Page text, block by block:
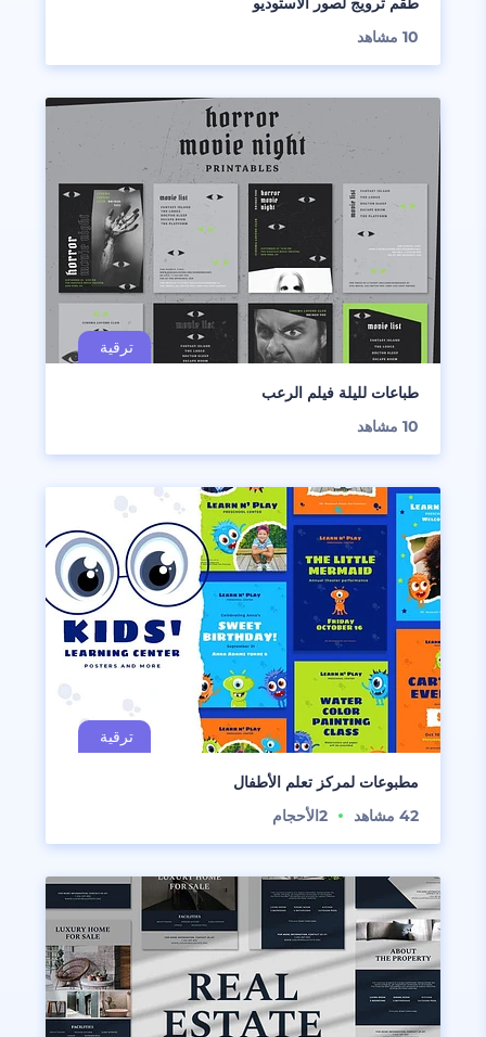
10 مشاهد
طباعات لليلة فيلم الرعب
10 مشاهد
مطبوعات لمركز تعلم الأطفال
42 مشاهد 2الأحجام